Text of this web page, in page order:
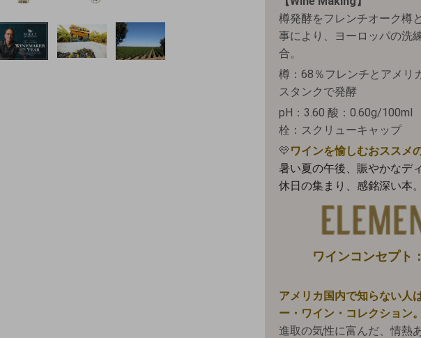
樽発酵をフレンチオーク樽
事により、ヨーロッパの洗
合。
樽：68％フレンチとアメリ
スタンクで発酵
pH：3.60 酸：0.60g/100ml
栓：スクリューキャップ
💛 ワインを愉しむおススメ
暑い夏の午後、賑やかなデ
休日の集まり、感銘深い本。
ワインコンセプト
アメリカ国内で知らない人
ー・ワイン・コレクション。
進取の気性に富んだ、情熱